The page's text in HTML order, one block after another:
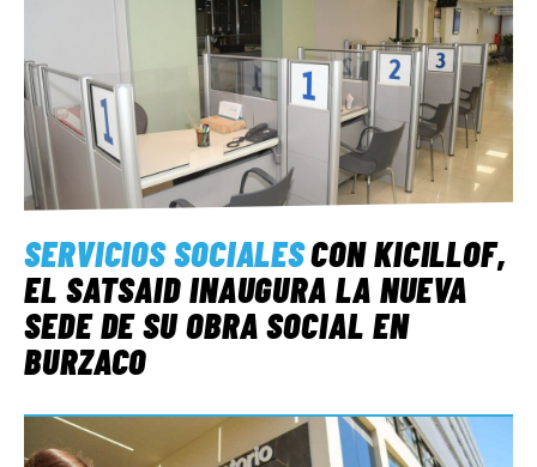
SERVICIOS SOCIALESCON KICILLOF,
EL SATSAID INAUGURA LA NUEVA
SEDE DE SU OBRA SOCIAL EN
BURZACO